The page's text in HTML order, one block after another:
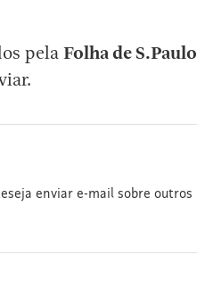
pelaFolha de S.Paulo
enviar e-mail sobre outros